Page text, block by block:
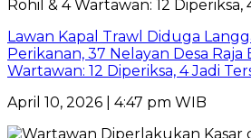
Lawan Kapal Trawl Diduga
Perikanan, 37 Nelayan Desa Raja
Wartawan: 12 Diperiksa, 4 Jadi
April 10, 2026 | 4:47 pm WIB